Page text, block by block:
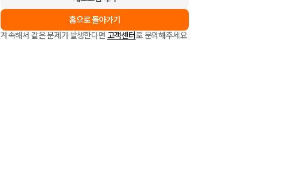
홈으로 돌아가기
계속해서 같은 문제가 발생한다면 고객센터로 문의해주세요.